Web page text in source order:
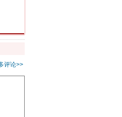
评论>>